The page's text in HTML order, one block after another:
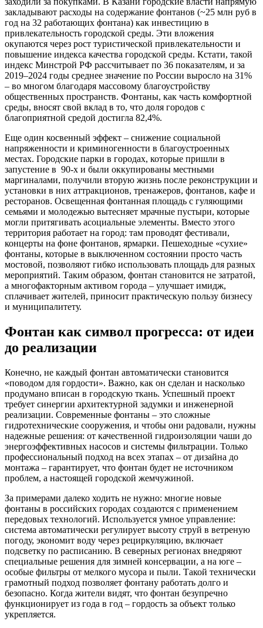
закладывают расходы на содержание фонтанов (~25 млн руб в
год на 32 работающих фонтана) как инвестицию в
привлекательность городской среды. Эти вложения
окупаются через рост туристической привлекательности и
повышение индекса качества городской среды. Кстати, такой
индекс Минстрой РФ рассчитывает по 36 показателям, и за
2019–2024 годы среднее значение по России выросло на 31%
– во многом благодаря массовому благоустройству
общественных пространств. Фонтаны, как часть комфортной
среды, вносят свой вклад в то, что доля городов с
благоприятной средой достигла 82,4%.
Еще один косвенный эффект – снижение социальной
напряженности и криминогенности в благоустроенных
местах. Городские парки в городах, которые пришли в
запустение в 90-х и были оккупированы местными
маргиналами, получили вторую жизнь после реконструкции и
установки в них аттракционов, тренажеров, фонтанов, кафе и
ресторанов. Освещенная фонтанная площадь с гуляющими
семьями и молодежью вытесняет мрачные пустыри, которые
могли притягивать асоциальные элементы. Вместо этого
территория работает на город: там проводят фестивали,
концерты на фоне фонтанов, ярмарки. Пешеходные «сухие»
фонтаны, которые в выключенном состоянии просто часть
мостовой, позволяют гибко использовать площадь для разных
мероприятий. Таким образом, фонтан становится не затратой,
а многофакторным активом города – улучшает имидж,
сплачивает жителей, приносит практическую пользу бизнесу
и муниципалитету.
Фонтан как символ прогресса: от идеи
до реализации
Конечно, не каждый фонтан автоматически становится
«поводом для гордости». Важно, как он сделан и насколько
продумано вписан в городскую ткань. Успешный проект
требует синергии архитектурной задумки и инженерной
реализации. Современные фонтаны – это сложные
гидротехнические сооружения, и чтобы они радовали, нужны
надежные решения: от качественной гидроизоляции чаши до
энергоэффективных насосов и системы фильтрации. Только
профессиональный подход на всех этапах – от дизайна до
монтажа – гарантирует, что фонтан будет не источником
проблем, а настоящей городской жемчужиной.
За примерами далеко ходить не нужно: многие новые
фонтаны в российских городах создаются с применением
передовых технологий. Используется умное управление:
система автоматически регулирует высоту струй в ветреную
погоду, экономит воду через рециркуляцию, включает
подсветку по расписанию. В северных регионах внедряют
специальные решения для зимней консервации, а на юге –
особые фильтры от мелкого мусора и пыли. Такой технически
грамотный подход позволяет фонтану работать долго и
безопасно. Когда жители видят, что фонтан безупречно
функционирует из года в год – гордость за объект только
укрепляется.